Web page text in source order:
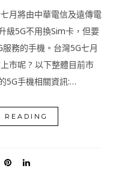
月將由中華電信及遠傳電
級5G不用換Sim卡，但要
務的手機。台灣5G七月
市呢 ? 以下整體目前市
5G手機相關資訊:…
READING